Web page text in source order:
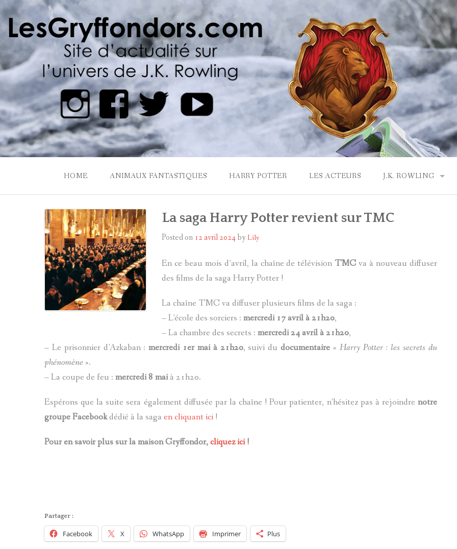
Skip
to
content
HOME ANIMAUX FANTASTIQUES HARRY POTTER LES ACTEURS J.K. ROWLING
La saga Harry Potter revient sur TMC
Posted on 12 avril 2024by Lily
En ce beau mois d’avril, la chaîne de télévision TMC va à nouveau diffuser
des films de la saga Harry Potter !
La chaîne TMC va diffuser plusieurs films de la saga :
– L’école des sorciers : mercredi 17 avril à 21h20,
– La chambre des secrets : mercredi 24 avril à 21h20,
– Le prisonnier d’Azkaban :mercredi 1er mai à 21h20, suivi dudocumentaire « Harry Potter : les secrets du
phénomène ».
– La coupe de feu : mercredi 8 maià 21h20.
Espérons que la suite sera également diffusée par la chaîne ! Pour patienter, n’hésitez pas à rejoindre notre
groupe Facebookdédié à la saga en cliquant ici !
Pour en savoir plus sur la maison Gryffondor,cliquez ici!
Partager :
Facebook X WhatsApp Imprimer Plus